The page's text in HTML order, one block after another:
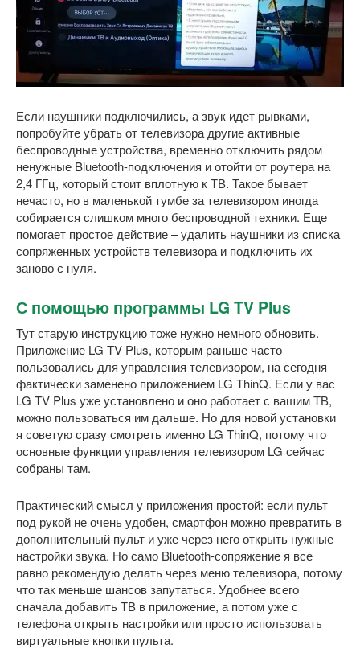
Если наушники подключились, а звук идет рывками,
попробуйте убрать от телевизора другие активные
беспроводные устройства, временно отключить рядом
ненужные Bluetooth-подключения и отойти от роутера на
2,4 ГГц, который стоит вплотную к ТВ. Такое бывает
нечасто, но в маленькой тумбе за телевизором иногда
собирается слишком много беспроводной техники. Еще
помогает простое действие – удалить наушники из списка
сопряженных устройств телевизора и подключить их
заново с нуля.
С помощью программы LG TV Plus
Тут старую инструкцию тоже нужно немного обновить.
Приложение LG TV Plus, которым раньше часто
пользовались для управления телевизором, на сегодня
фактически заменено приложением LG ThinQ. Если у вас
LG TV Plus уже установлено и оно работает с вашим ТВ,
можно пользоваться им дальше. Но для новой установки
я советую сразу смотреть именно LG ThinQ, потому что
основные функции управления телевизором LG сейчас
собраны там.
Практический смысл у приложения простой: если пульт
под рукой не очень удобен, смартфон можно превратить в
дополнительный пульт и уже через него открыть нужные
настройки звука. Но само Bluetooth-сопряжение я все
равно рекомендую делать через меню телевизора, потому
что так меньше шансов запутаться. Удобнее всего
сначала добавить ТВ в приложение, а потом уже с
телефона открыть настройки или просто использовать
виртуальные кнопки пульта.